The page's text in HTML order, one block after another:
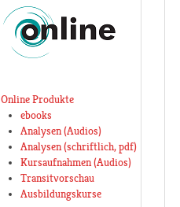
Online Produkte
ebooks
Analysen (Audios)
Analysen (schriftlich, pdf)
Kursaufnahmen (Audios)
Transitvorschau
Ausbildungskurse